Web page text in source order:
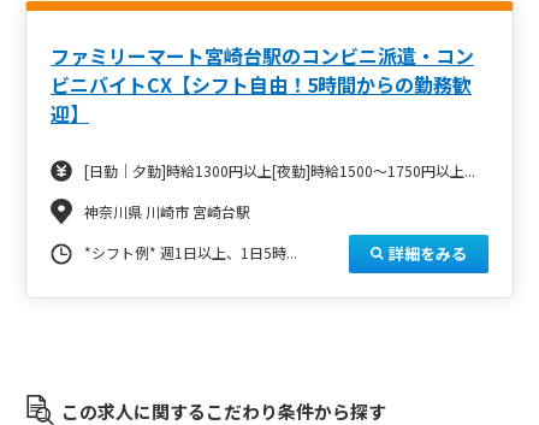
ファミリーマート宮崎台駅のコンビニ派遣・コン
ビニバイトCX【シフト自由！5時間からの勤務歓
迎】
[日勤｜夕勤]時給1300円以上[夜勤]時給1500～1750円以上...
神奈川県 川崎市 宮崎台駅
*シフト例* 週1日以上、1日5時... 詳細をみる
この求人に関するこだわり条件から探す